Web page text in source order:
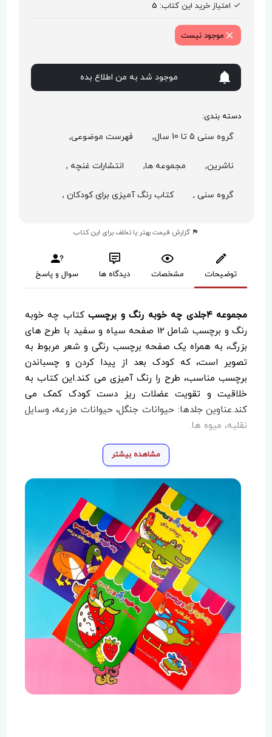
امتیاز خرید این کتاب: 5
موجود نیست
موجود شد به من اطلاع بده
دسته بندی:
گروه سنی 5 تا 10 سال, فهرست موضوعی,
ناشرین, مجموعه ها, انتشارات غنچه ,
گروه سنی , کتاب رنگ آمیزی برای کودکان ,
گزارش قیمت بهتر یا تخلف برای این کتاب
توضیحات مشخصات دیدگاه ها سوال و پاسخ
مجموعه ۴جلدی چه خوبه رنگ و برچسب
کتاب چه خوبه
رنگ و برچسب شامل 12 صفحه سیاه و سفید با طرح های
بزرگ، به همراه یک صفحه برچسب رنگی و شعر مربوط به
تصویر است، که کودک بعد از پیدا کردن و چسباندن
برچسب مناسب، طرح را رنگ آمیزی می کند.این کتاب به
خلاقیت و تقویت عضلات ریز دست کودک کمک می
کند.عناوین جلدها: حیوانات جنگل، حیوانات مزرعه، وسایل
نقلیه، میوه ها.
مشاهده بیشتر